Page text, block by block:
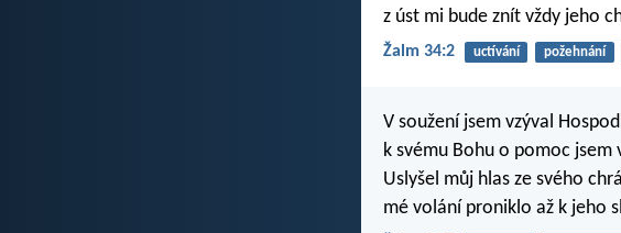
z úst mi bude znít vždy jeho
Žalm 34:2 uctívání požehnání
V soužení jsem vzýval
k svému Bohu o pomoc jsem
Uslyšel můj hlas ze svého
mé volání proniklo až k jeho